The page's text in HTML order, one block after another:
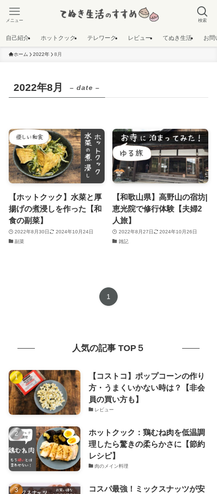
検索
メニュー
自己紹介 ホットクック テレワーク レビュー てぬき生活 お問
ホーム 2022年 8月
2022年8月 – date –
【ホットクック】水菜と厚
揚げの煮浸しを作った【和
食の副菜】
2022年8月30日
2024年10月24日
副菜
【和歌山県】高野山の宿坊|
恵光院で修行体験【夫婦2
人旅】
2022年8月27日
2024年10月26日
雑記
1
人気の記事 TOP５
【コストコ】ポップコーンの作り
方・うまくいかない時は？【非会
員の買い方も】
レビュー
ホットクック：鶏むね肉を低温調
理したら驚きの柔らかさに【節約
レシピ】
肉のメイン料理
コスパ最強！ミックスナッツが安